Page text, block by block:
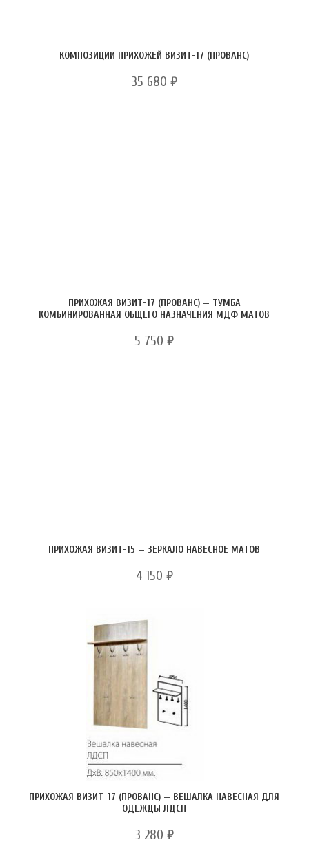
КОМПОЗИЦИИ ПРИХОЖЕЙ ВИЗИТ-17 (ПРОВАНС)
35 680 ₽
ПРИХОЖАЯ ВИЗИТ-17 (ПРОВАНС) — ТУМБА
КОМБИНИРОВАННАЯ ОБЩЕГО НАЗНАЧЕНИЯ МДФ МАТОВ
5 750₽
ПРИХОЖАЯ ВИЗИТ-15 — ЗЕРКАЛО НАВЕСНОЕ МАТОВ
4 150 ₽
ПРИХОЖАЯ ВИЗИТ-17 (ПРОВАНС) — ВЕШАЛКА НАВЕСНАЯ ДЛЯ
ОДЕЖДЫ ЛДСП
3 280 ₽